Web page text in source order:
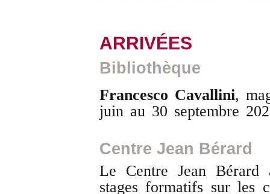
ARRIVÉES
Bibliothèque
Francesco Cavallini,
juin au 30 septembre
Centre Jean Bérard
Le Centre Jean Bérard
stages formatifs sur les